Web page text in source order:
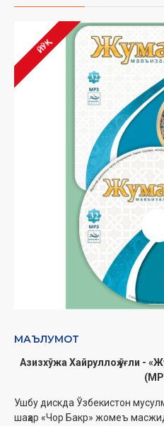
ЙЎҚ
МАЪЛУМОТ
Азизхўжа Хайруллоҳ ўғли -
Ушбу дискда Ўзбекистон
шаҳар «Чор Бакр» жомеъ